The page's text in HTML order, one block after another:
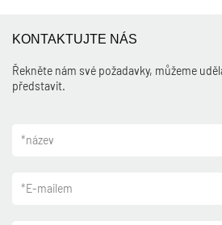
KONTAKTUJTE NÁS
Řekněte nám své požadavky, můžeme
představit.
*název
*E-mailem